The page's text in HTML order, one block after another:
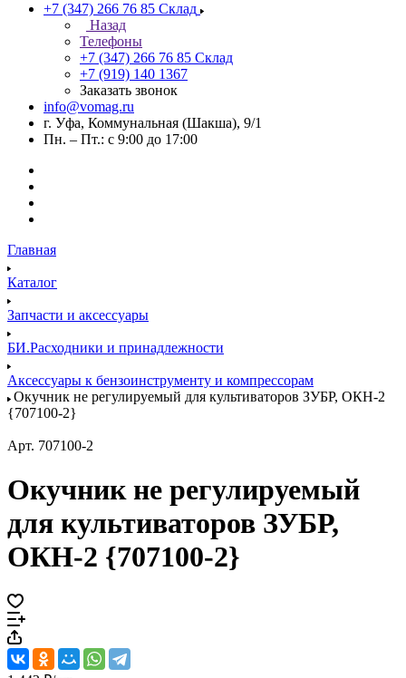
+7 (347) 266 76 85 Склад
Назад
Телефоны
+7 (347) 266 76 85 Склад
+7 (919) 140 1367
Заказать звонок
info@vomag.ru
г. Уфа, Коммунальная (Шакша), 9/1
Пн. – Пт.: с 9:00 до 17:00
Главная
Каталог
Запчасти и аксессуары
БИ.Расходники и принадлежности
Аксессуары к бензоинструменту и компрессорам
Окучник не регулируемый для культиваторов ЗУБР, ОКН-2
{707100-2}
Арт. 707100-2
Окучник не регулируемый
для культиваторов ЗУБР,
ОКН-2 {707100-2}